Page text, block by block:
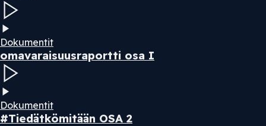
Dokumentit
omavaraisuusraportti osa I
Dokumentit
#Tiedätkömitään OSA 2